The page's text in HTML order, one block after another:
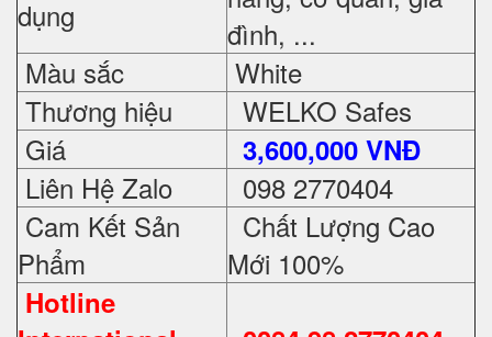
dụng
đình, ...
Màu sắc
White
Thương hiệu
WELKO Safes
Giá
3,600,000 VNĐ
Liên Hệ Zalo
098 2770404
Cam Kết Sản
Phẩm
Chất Lượng Cao
Mới 100%
Hotline